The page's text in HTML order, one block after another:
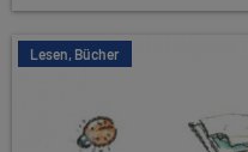
Lesen, Bücher